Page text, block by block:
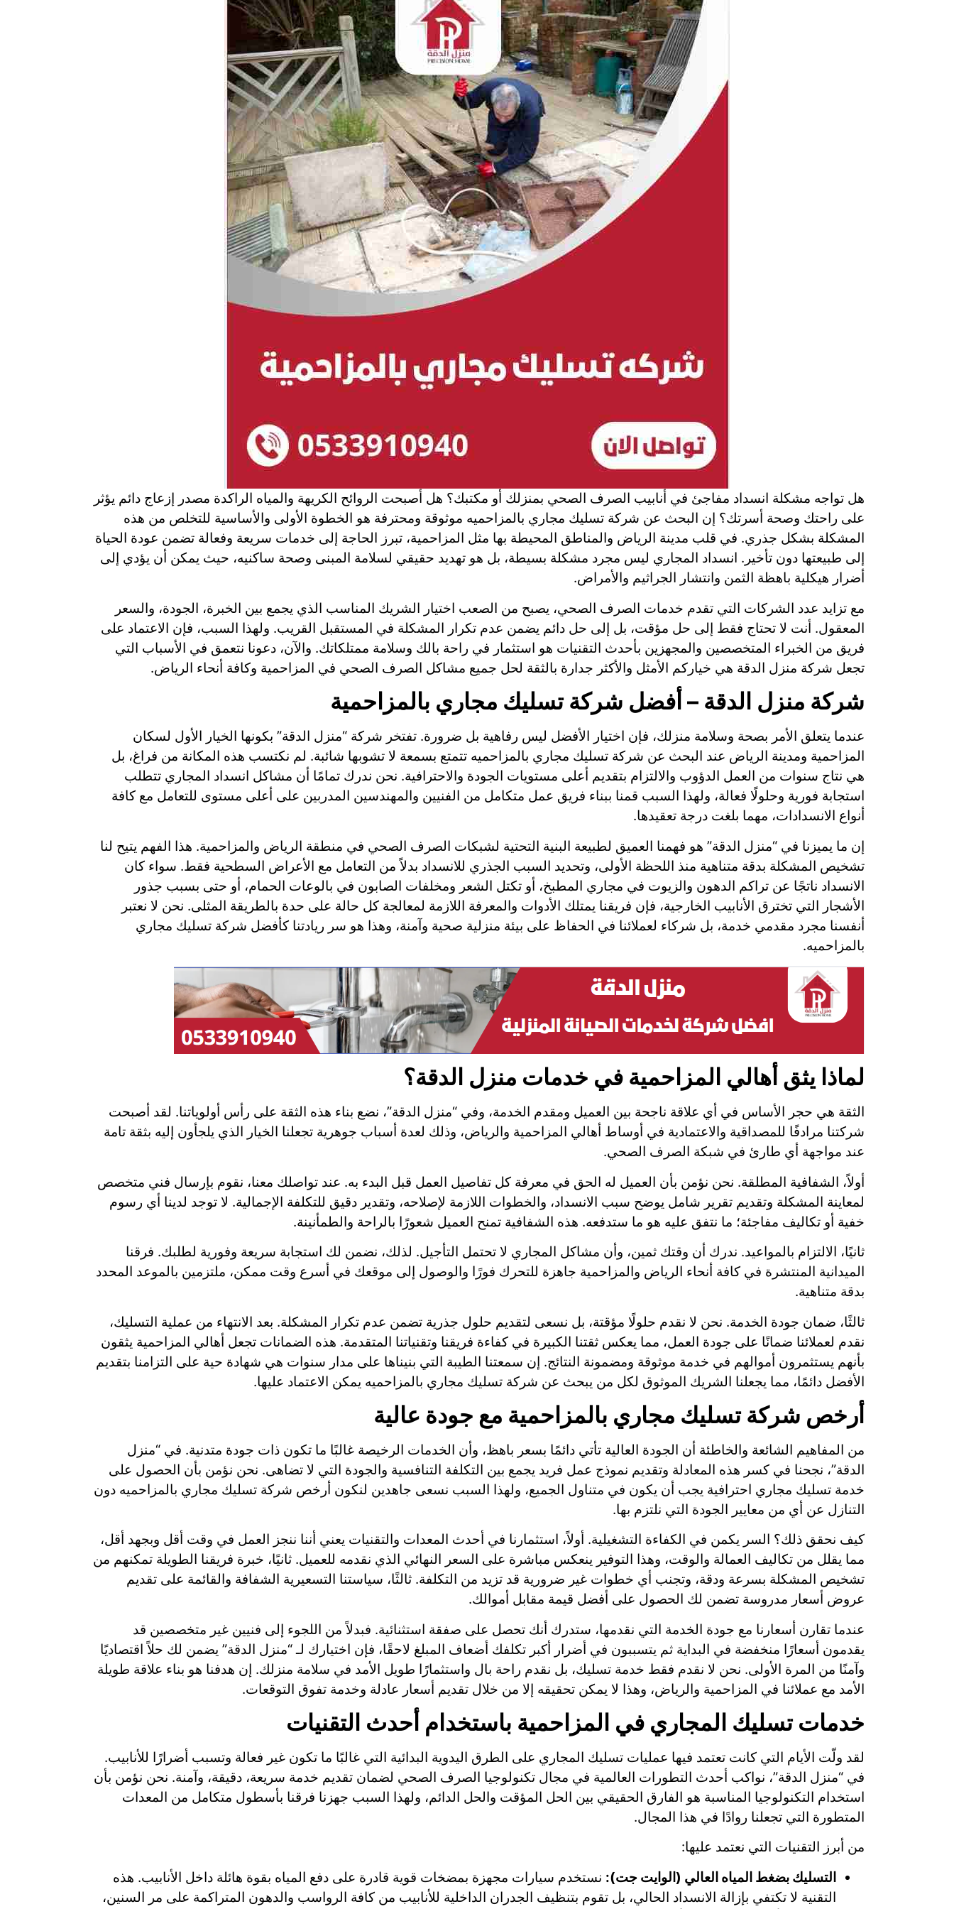
هل تواجه مشكلة انسداد مفاجئ في أنابيب الصرف الصحي بمنزلك أو مكتبك؟ هل أصبحت الروائح الكريهة والمياه الراكدة مصدر إزعاج دائم يؤثر
على راحتك وصحة أسرتك؟ إن البحث عن شركة تسليك مجاري بالمزاحميه موثوقة ومحترفة هو الخطوة الأولى والأساسية للتخلص من هذه
المشكلة بشكل جذري. في قلب مدينة الرياض والمناطق المحيطة بها مثل المزاحمية، تبرز الحاجة إلى خدمات سريعة وفعالة تضمن عودة الحياة
إلى طبيعتها دون تأخير. انسداد المجاري ليس مجرد مشكلة بسيطة، بل هو تهديد حقيقي لسلامة المبنى وصحة ساكنيه، حيث يمكن أن يؤدي إلى
أضرار هيكلية باهظة الثمن وانتشار الجراثيم والأمراض.
مع تزايد عدد الشركات التي تقدم خدمات الصرف الصحي، يصبح من الصعب اختيار الشريك المناسب الذي يجمع بين الخبرة، الجودة، والسعر
المعقول. أنت لا تحتاج فقط إلى حل مؤقت، بل إلى حل دائم يضمن عدم تكرار المشكلة في المستقبل القريب. ولهذا السبب، فإن الاعتماد على
فريق من الخبراء المتخصصين والمجهزين بأحدث التقنيات هو استثمار في راحة بالك وسلامة ممتلكاتك. والآن، دعونا نتعمق في الأسباب التي
تجعل شركة منزل الدقة هي خياركم الأمثل والأكثر جدارة بالثقة لحل جميع مشاكل الصرف الصحي في المزاحمية وكافة أنحاء الرياض.
شركة منزل الدقة – أفضل شركة تسليك مجاري بالمزاحمية
عندما يتعلق الأمر بصحة وسلامة منزلك، فإن اختيار الأفضل ليس رفاهية بل ضرورة. تفتخر شركة “منزل الدقة” بكونها الخيار الأول لسكان
المزاحمية ومدينة الرياض عند البحث عن شركة تسليك مجاري بالمزاحميه تتمتع بسمعة لا تشوبها شائبة. لم نكتسب هذه المكانة من فراغ، بل
هي نتاج سنوات من العمل الدؤوب والالتزام بتقديم أعلى مستويات الجودة والاحترافية. نحن ندرك تمامًا أن مشاكل انسداد المجاري تتطلب
استجابة فورية وحلولًا فعالة، ولهذا السبب قمنا ببناء فريق عمل متكامل من الفنيين والمهندسين المدربين على أعلى مستوى للتعامل مع كافة
أنواع الانسدادات، مهما بلغت درجة تعقيدها.
إن ما يميزنا في “منزل الدقة” هو فهمنا العميق لطبيعة البنية التحتية لشبكات الصرف الصحي في منطقة الرياض والمزاحمية. هذا الفهم يتيح لنا
تشخيص المشكلة بدقة متناهية منذ اللحظة الأولى، وتحديد السبب الجذري للانسداد بدلاً من التعامل مع الأعراض السطحية فقط. سواء كان
الانسداد ناتجًا عن تراكم الدهون والزيوت في مجاري المطبخ، أو تكتل الشعر ومخلفات الصابون في بالوعات الحمام، أو حتى بسبب جذور
الأشجار التي تخترق الأنابيب الخارجية، فإن فريقنا يمتلك الأدوات والمعرفة اللازمة لمعالجة كل حالة على حدة بالطريقة المثلى. نحن لا نعتبر
أنفسنا مجرد مقدمي خدمة، بل شركاء لعملائنا في الحفاظ على بيئة منزلية صحية وآمنة، وهذا هو سر ريادتنا كأفضل شركة تسليك مجاري
بالمزاحميه.
لماذا يثق أهالي المزاحمية في خدمات منزل الدقة؟
الثقة هي حجر الأساس في أي علاقة ناجحة بين العميل ومقدم الخدمة، وفي “منزل الدقة”، نضع بناء هذه الثقة على رأس أولوياتنا. لقد أصبحت
شركتنا مرادفًا للمصداقية والاعتمادية في أوساط أهالي المزاحمية والرياض، وذلك لعدة أسباب جوهرية تجعلنا الخيار الذي يلجأون إليه بثقة تامة
عند مواجهة أي طارئ في شبكة الصرف الصحي.
أولاً، الشفافية المطلقة. نحن نؤمن بأن العميل له الحق في معرفة كل تفاصيل العمل قبل البدء به. عند تواصلك معنا، نقوم بإرسال فني متخصص
لمعاينة المشكلة وتقديم تقرير شامل يوضح سبب الانسداد، والخطوات اللازمة لإصلاحه، وتقدير دقيق للتكلفة الإجمالية. لا توجد لدينا أي رسوم
خفية أو تكاليف مفاجئة؛ ما نتفق عليه هو ما ستدفعه. هذه الشفافية تمنح العميل شعورًا بالراحة والطمأنينة.
ثانيًا، الالتزام بالمواعيد. ندرك أن وقتك ثمين، وأن مشاكل المجاري لا تحتمل التأجيل. لذلك، نضمن لك استجابة سريعة وفورية لطلبك. فرقنا
الميدانية المنتشرة في كافة أنحاء الرياض والمزاحمية جاهزة للتحرك فورًا والوصول إلى موقعك في أسرع وقت ممكن، ملتزمين بالموعد المحدد
بدقة متناهية.
ثالثًا، ضمان جودة الخدمة. نحن لا نقدم حلولًا مؤقتة، بل نسعى لتقديم حلول جذرية تضمن عدم تكرار المشكلة. بعد الانتهاء من عملية التسليك،
نقدم لعملائنا ضمانًا على جودة العمل، مما يعكس ثقتنا الكبيرة في كفاءة فريقنا وتقنياتنا المتقدمة. هذه الضمانات تجعل أهالي المزاحمية يثقون
بأنهم يستثمرون أموالهم في خدمة موثوقة ومضمونة النتائج. إن سمعتنا الطيبة التي بنيناها على مدار سنوات هي شهادة حية على التزامنا بتقديم
الأفضل دائمًا، مما يجعلنا الشريك الموثوق لكل من يبحث عن شركة تسليك مجاري بالمزاحميه يمكن الاعتماد عليها.
أرخص شركة تسليك مجاري بالمزاحمية مع جودة عالية
من المفاهيم الشائعة والخاطئة أن الجودة العالية تأتي دائمًا بسعر باهظ، وأن الخدمات الرخيصة غالبًا ما تكون ذات جودة متدنية. في “منزل
الدقة”، نجحنا في كسر هذه المعادلة وتقديم نموذج عمل فريد يجمع بين التكلفة التنافسية والجودة التي لا تضاهى. نحن نؤمن بأن الحصول على
خدمة تسليك مجاري احترافية يجب أن يكون في متناول الجميع، ولهذا السبب نسعى جاهدين لنكون أرخص شركة تسليك مجاري بالمزاحميه دون
التنازل عن أي من معايير الجودة التي نلتزم بها.
كيف نحقق ذلك؟ السر يكمن في الكفاءة التشغيلية. أولاً، استثمارنا في أحدث المعدات والتقنيات يعني أننا ننجز العمل في وقت أقل وبجهد أقل،
مما يقلل من تكاليف العمالة والوقت، وهذا التوفير ينعكس مباشرة على السعر النهائي الذي نقدمه للعميل. ثانيًا، خبرة فريقنا الطويلة تمكنهم من
تشخيص المشكلة بسرعة ودقة، وتجنب أي خطوات غير ضرورية قد تزيد من التكلفة. ثالثًا، سياستنا التسعيرية الشفافة والقائمة على تقديم
عروض أسعار مدروسة تضمن لك الحصول على أفضل قيمة مقابل أموالك.
عندما تقارن أسعارنا مع جودة الخدمة التي نقدمها، ستدرك أنك تحصل على صفقة استثنائية. فبدلاً من اللجوء إلى فنيين غير متخصصين قد
يقدمون أسعارًا منخفضة في البداية ثم يتسببون في أضرار أكبر تكلفك أضعاف المبلغ لاحقًا، فإن اختيارك لـ “منزل الدقة” يضمن لك حلاً اقتصاديًا
وآمنًا من المرة الأولى. نحن لا نقدم فقط خدمة تسليك، بل نقدم راحة بال واستثمارًا طويل الأمد في سلامة منزلك. إن هدفنا هو بناء علاقة طويلة
الأمد مع عملائنا في المزاحمية والرياض، وهذا لا يمكن تحقيقه إلا من خلال تقديم أسعار عادلة وخدمة تفوق التوقعات.
خدمات تسليك المجاري في المزاحمية باستخدام أحدث التقنيات
لقد ولّت الأيام التي كانت تعتمد فيها عمليات تسليك المجاري على الطرق اليدوية البدائية التي غالبًا ما تكون غير فعالة وتسبب أضرارًا للأنابيب.
في “منزل الدقة”، نواكب أحدث التطورات العالمية في مجال تكنولوجيا الصرف الصحي لضمان تقديم خدمة سريعة، دقيقة، وآمنة. نحن نؤمن بأن
استخدام التكنولوجيا المناسبة هو الفارق الحقيقي بين الحل المؤقت والحل الدائم، ولهذا السبب جهزنا فرقنا بأسطول متكامل من المعدات
المتطورة التي تجعلنا روادًا في هذا المجال.
من أبرز التقنيات التي نعتمد عليها:
التسليك بضغط المياه العالي (الوايت جت): نستخدم سيارات مجهزة بمضخات قوية قادرة على دفع المياه بقوة هائلة داخل الأنابيب. هذه
التقنية لا تكتفي بإزالة الانسداد الحالي، بل تقوم بتنظيف الجدران الداخلية للأنابيب من كافة الرواسب والدهون المتراكمة على مر السنين،